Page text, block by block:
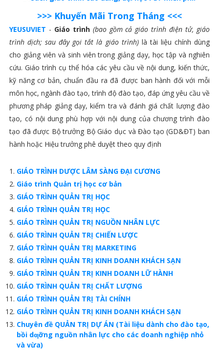
>>> Khuyến Mãi Trong Tháng <<<
YEUSUVIET - Giáo trình(bao gồm cả giáo trình điện tử, giáo
trình dịch; sau đây gọi tắt là giáo trình)là tài liệu chính dùng
cho giảng viên và sinh viên trong giảng dạy, học tập và nghiên
cứu. Giáo trình cụ thể hóa các yêu cầu về nội dung, kiến thức,
kỹ năng cơ bản, chuẩn đầu ra đã được ban hành đối với mỗi
môn học, ngành đào tạo, trình độ đào tạo, đáp ứng yêu cầu về
phương pháp giảng dạy, kiểm tra và đánh giá chất lượng đào
tạo, có nội dung phù hợp với nội dung của chương trình đào
tạo đã được Bộ trưởng Bộ Giáo dục và Đào tạo (GD&ĐT) ban
hành hoặc Hiệu trưởng phê duyệt theo quy định
GIÁO TRÌNH DƯỢC LÂM SÀNG ĐẠI CƯƠNG
Giáo trình Quản trị học cơ bản
GIÁO TRÌNH QUẢN TRỊ HỌC
GIÁO TRÌNH QUẢN TRỊ HỌC
GIÁO TRÌNH QUẢN TRỊ NGUỒN NHÂN LỰC
GIÁO TRÌNH QUẢN TRỊ CHIẾN LƯỢC
GIÁO TRÌNH QUẢN TRỊ MARKETING
GIÁO TRÌNH QUẢN TRỊ KINH DOANH KHÁCH SẠN
GIÁO TRÌNH QUẢN TRỊ KINH DOANH LỮ HÀNH
GIÁO TRÌNH QUẢN TRỊ CHẤT LƯỢNG
GIÁO TRÌNH QUẢN TRỊ TÀI CHÍNH
GIÁO TRÌNH QUẢN TRỊ KINH DOANH KHÁCH SẠN
Chuyên đề QUẢN TRỊ DỰ ÁN (Tài liệu dành cho đào tạo,
bồi dƣỡng nguồn nhân lực cho các doanh nghiệp nhỏ
và vừa)